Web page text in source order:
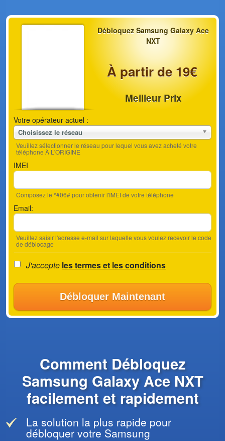
Débloquez Samsung Galaxy Ace
NXT
À partir de 19€
Meilleur Prix
Votre opérateur actuel :
Choisissez le réseau
Veuillez sélectionner le réseau pour lequel vous avez acheté votre
téléphone À L'ORIGINE
IMEI
Composez le *#06# pour obtenir l'IMEI de votre téléphone
Email:
Veuillez saisir l'adresse e-mail sur laquelle vous voulez recevoir le code
de déblocage
J'accepte les termes et les conditions
Débloquer Maintenant
Comment Débloquez
Samsung Galaxy Ace NXT
facilement et rapidement
La solution la plus rapide pour
débloquer votre Samsung